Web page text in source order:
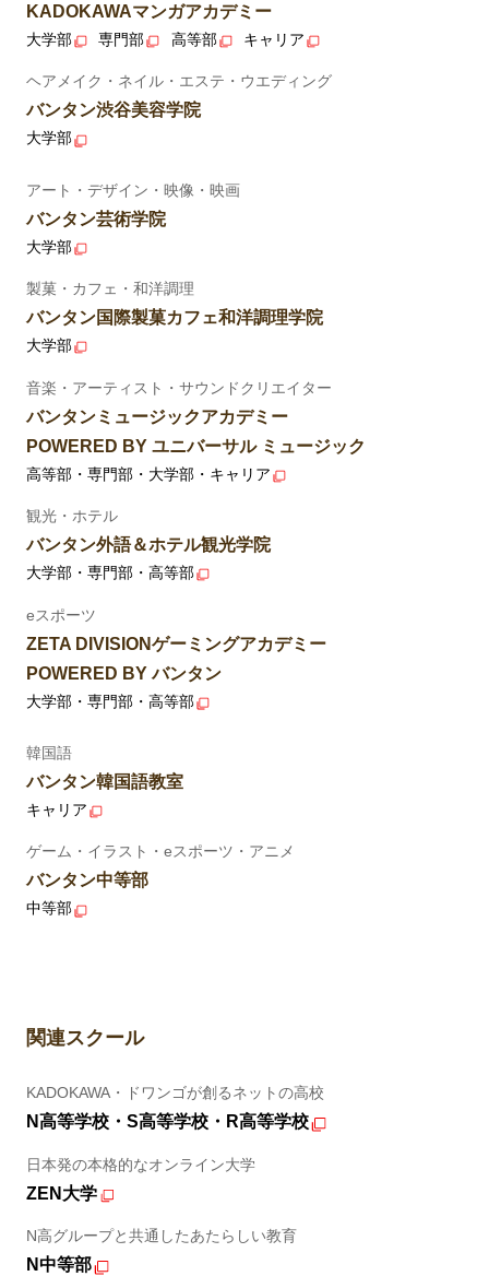
KADOKAWAマンガアカデミー
大学部 専門部 高等部 キャリア
ヘアメイク・ネイル・エステ・ウエディング
バンタン渋谷美容学院
大学部
アート・デザイン・映像・映画
バンタン芸術学院
大学部
製菓・カフェ・和洋調理
バンタン国際製菓カフェ和洋調理学院
大学部
音楽・アーティスト・サウンドクリエイター
バンタンミュージックアカデミー
POWERED BY ユニバーサル ミュージック
高等部・専門部・大学部・キャリア
観光・ホテル
バンタン外語＆ホテル観光学院
大学部・専門部・高等部
eスポーツ
ZETA DIVISIONゲーミングアカデミー
POWERED BY バンタン
大学部・専門部・高等部
韓国語
バンタン韓国語教室
キャリア
ゲーム・イラスト・eスポーツ・アニメ
バンタン中等部
中等部
関連スクール
KADOKAWA・ドワンゴが創るネットの高校
N高等学校・S高等学校・R高等学校
日本発の本格的なオンライン大学
ZEN大学
N高グループと共通したあたらしい教育
N中等部